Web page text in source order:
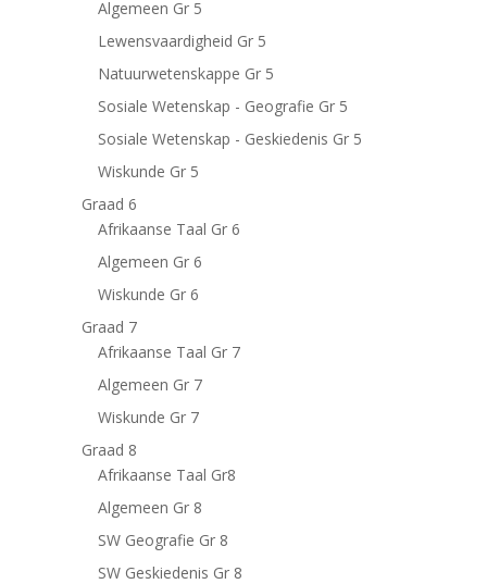
Algemeen Gr 5
Lewensvaardigheid Gr 5
Natuurwetenskappe Gr 5
Sosiale Wetenskap - Geografie Gr 5
Sosiale Wetenskap - Geskiedenis Gr 5
Wiskunde Gr 5
Graad 6
Afrikaanse Taal Gr 6
Algemeen Gr 6
Wiskunde Gr 6
Graad 7
Afrikaanse Taal Gr 7
Algemeen Gr 7
Wiskunde Gr 7
Graad 8
Afrikaanse Taal Gr8
Algemeen Gr 8
SW Geografie Gr 8
SW Geskiedenis Gr 8